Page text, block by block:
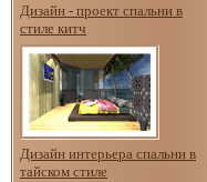
Дизайн - проект спальни в
стиле китч
Дизайн интерьера спальни в
тайском стиле